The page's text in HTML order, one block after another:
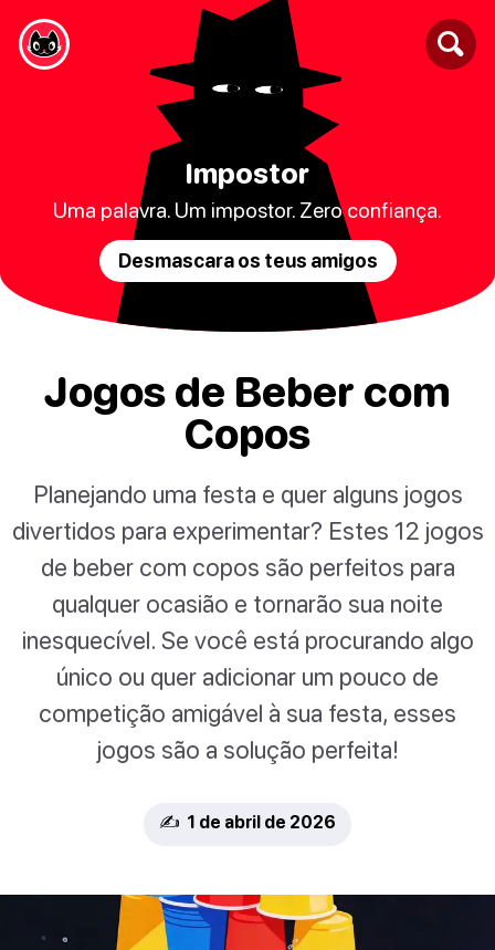
Impostor
Uma palavra. Um impostor. Zero confiança.
Desmascara os teus amigos
Jogos de Beber com
Copos
Planejando uma festa e quer alguns jogos
divertidos para experimentar? Estes 12 jogos
de beber com copos são perfeitos para
qualquer ocasião e tornarão sua noite
inesquecível. Se você está procurando algo
único ou quer adicionar um pouco de
competição amigável à sua festa, esses
jogos são a solução perfeita!
✍️ 1 de abril de 2026